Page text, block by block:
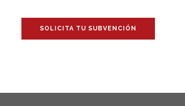
SOLICITA TU SUBVENCIÓN